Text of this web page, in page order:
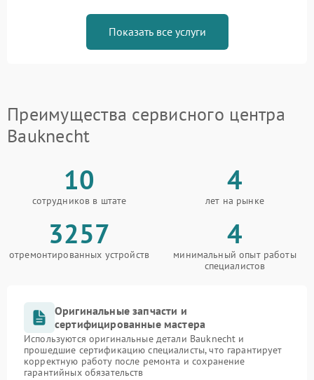
Показать все услуги
Преимущества сервисного центра
Bauknecht
10
сотрудников в штате
4
лет на рынке
3257
отремонтированных устройств
4
минимальный опыт работы
специалистов
Оригинальные запчасти и
сертифицированные мастера
Используются оригинальные детали Bauknecht и
прошедшие сертификацию специалисты, что гарантирует
корректную работу после ремонта и сохранение
гарантийных обязательств